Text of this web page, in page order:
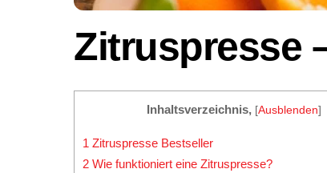
Zitruspresse
Inhaltsverzeichnis, [Ausblenden]
1 Zitruspresse Bestseller
2 Wie funktioniert eine Zitruspresse?